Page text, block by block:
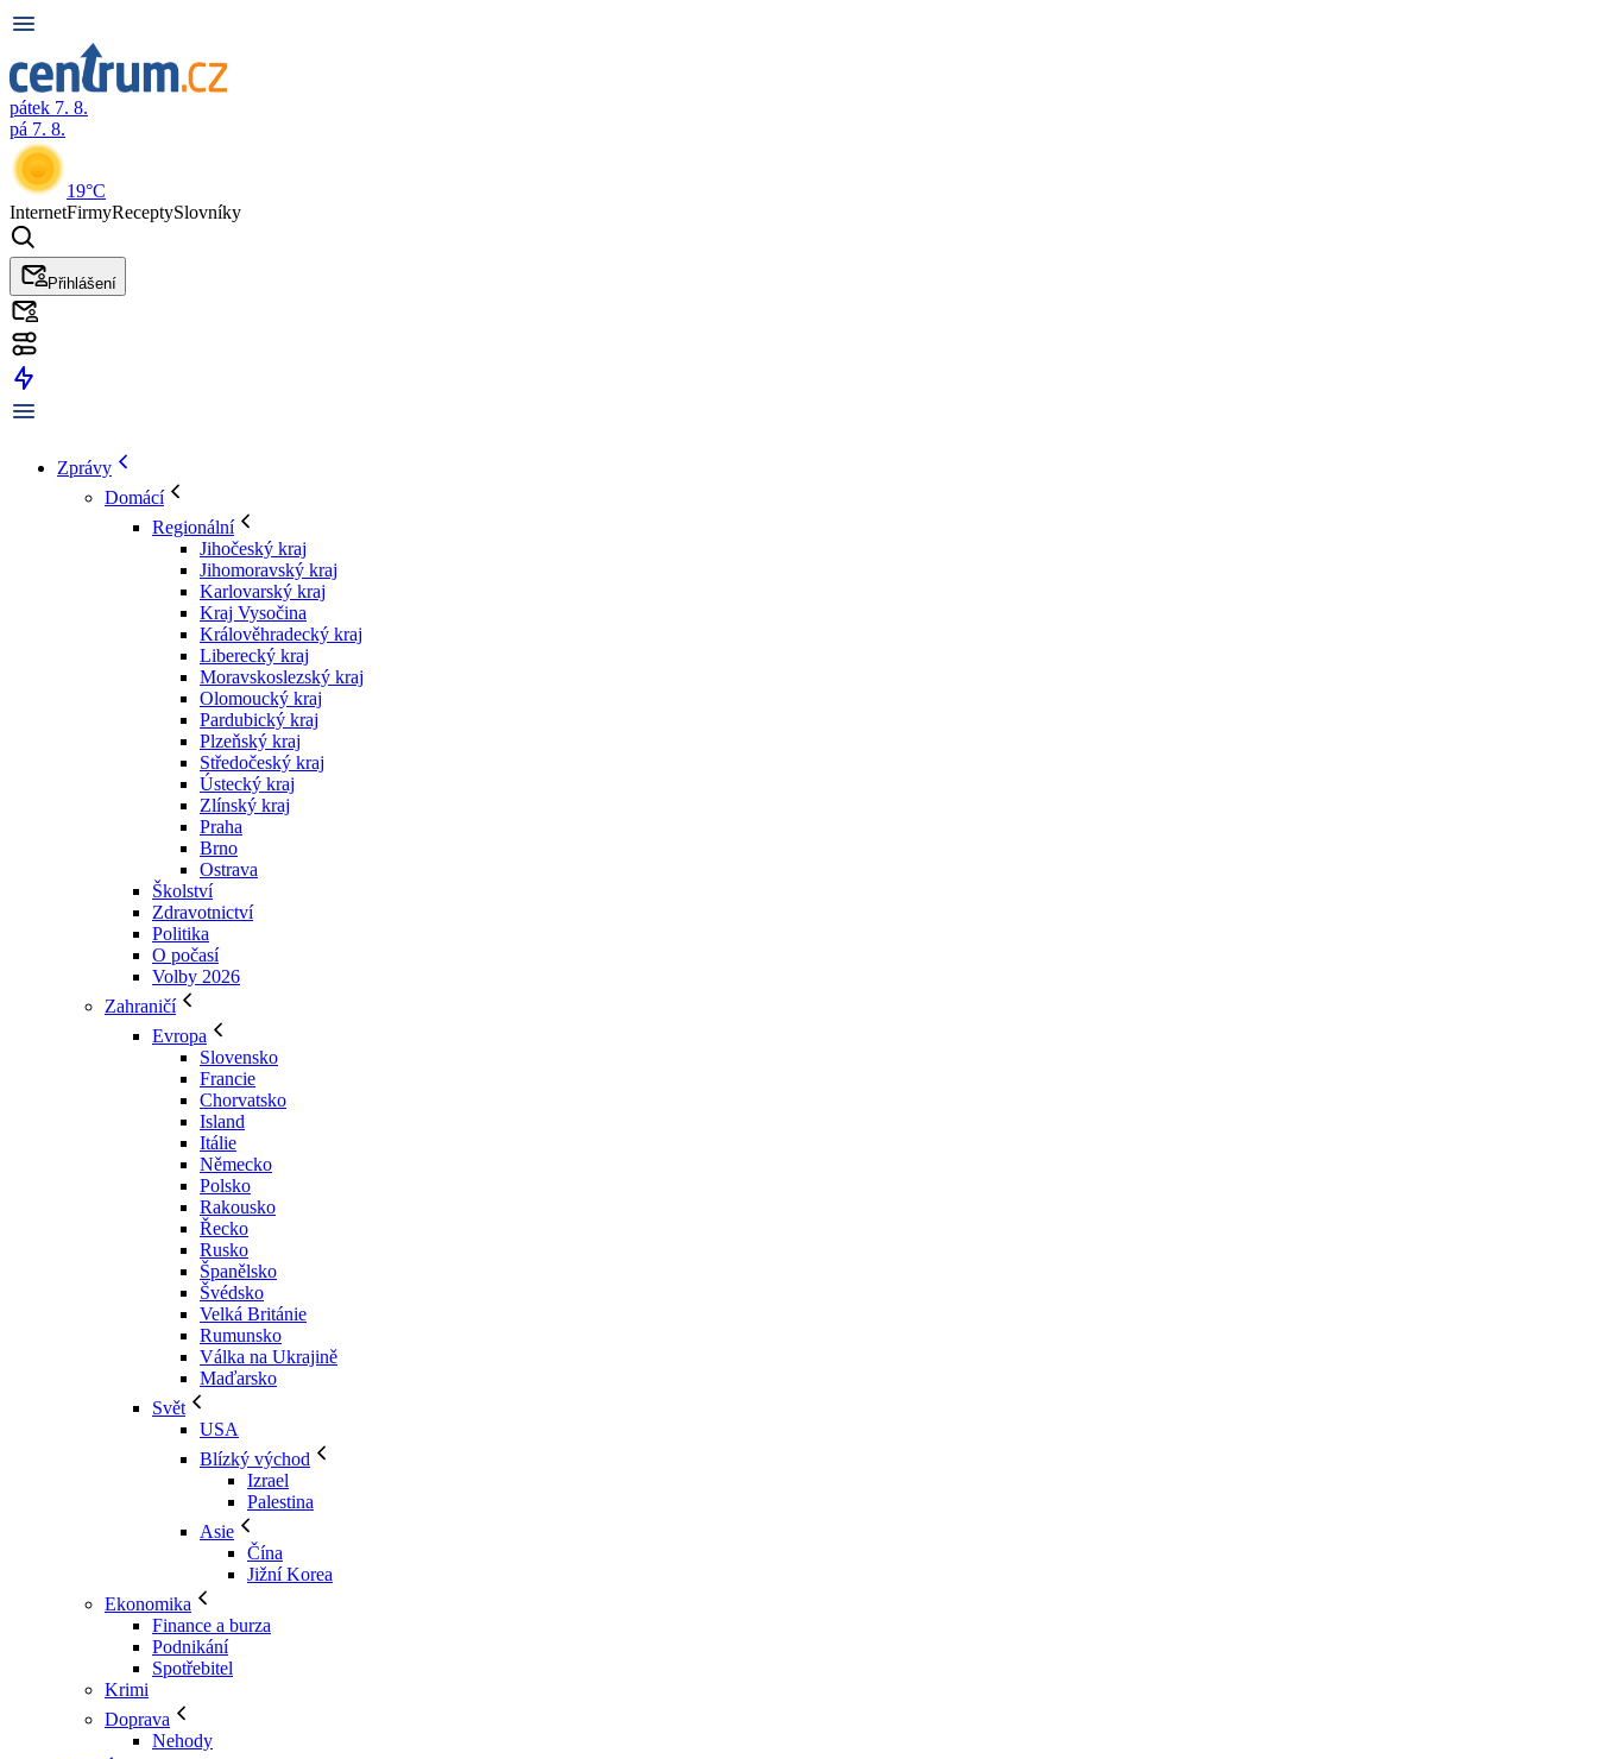
pátek 7. 8.
pá 7. 8.
19°C
InternetFirmyReceptySlovníky
Přihlášení
Zprávy
Domácí
Regionální
Jihočeský kraj
Jihomoravský kraj
Karlovarský kraj
Kraj Vysočina
Králověhradecký kraj
Liberecký kraj
Moravskoslezský kraj
Olomoucký kraj
Pardubický kraj
Plzeňský kraj
Středočeský kraj
Ústecký kraj
Zlínský kraj
Praha
Brno
Ostrava
Školství
Zdravotnictví
Politika
O počasí
Volby 2026
Zahraničí
Evropa
Slovensko
Francie
Chorvatsko
Island
Itálie
Německo
Polsko
Rakousko
Řecko
Rusko
Španělsko
Švédsko
Velká Británie
Rumunsko
Válka na Ukrajině
Maďarsko
Svět
USA
Blízký východ
Izrael
Palestina
Asie
Čína
Jižní Korea
Ekonomika
Finance a burza
Podnikání
Spotřebitel
Krimi
Doprava
Nehody